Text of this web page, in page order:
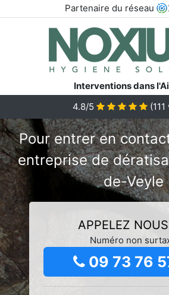
Partenaire du réseau
Interventions dans
4.8/5
(111
Pour entrer en
entreprise de
de-Veyle
APPELEZ
Numéro non
09 73 76